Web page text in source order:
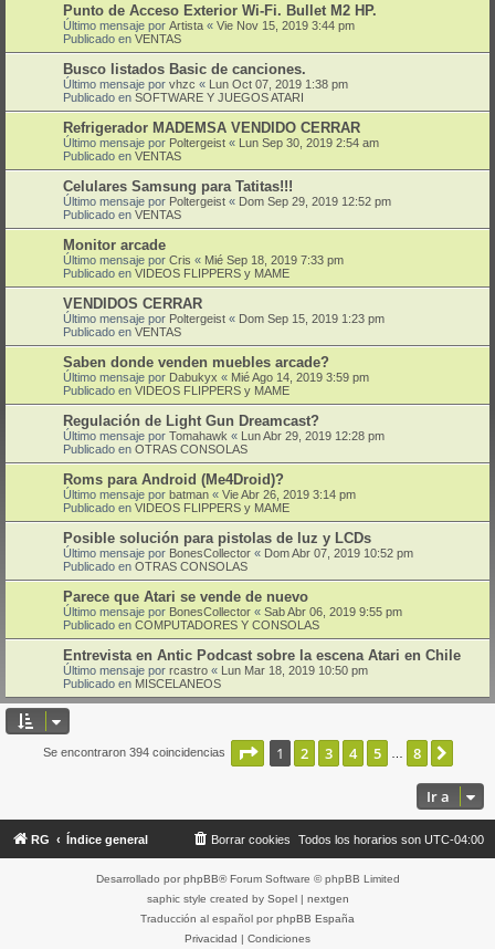
Punto de Acceso Exterior Wi-Fi. Bullet M2 HP.
Último mensaje por Artista « Vie Nov 15, 2019 3:44 pm
Publicado en VENTAS
Busco listados Basic de canciones.
Último mensaje por vhzc « Lun Oct 07, 2019 1:38 pm
Publicado en SOFTWARE Y JUEGOS ATARI
Refrigerador MADEMSA VENDIDO CERRAR
Último mensaje por Poltergeist « Lun Sep 30, 2019 2:54 am
Publicado en VENTAS
Celulares Samsung para Tatitas!!!
Último mensaje por Poltergeist « Dom Sep 29, 2019 12:52 pm
Publicado en VENTAS
Monitor arcade
Último mensaje por Cris « Mié Sep 18, 2019 7:33 pm
Publicado en VIDEOS FLIPPERS y MAME
VENDIDOS CERRAR
Último mensaje por Poltergeist « Dom Sep 15, 2019 1:23 pm
Publicado en VENTAS
Saben donde venden muebles arcade?
Último mensaje por Dabukyx « Mié Ago 14, 2019 3:59 pm
Publicado en VIDEOS FLIPPERS y MAME
Regulación de Light Gun Dreamcast?
Último mensaje por Tomahawk « Lun Abr 29, 2019 12:28 pm
Publicado en OTRAS CONSOLAS
Roms para Android (Me4Droid)?
Último mensaje por batman « Vie Abr 26, 2019 3:14 pm
Publicado en VIDEOS FLIPPERS y MAME
Posible solución para pistolas de luz y LCDs
Último mensaje por BonesCollector « Dom Abr 07, 2019 10:52 pm
Publicado en OTRAS CONSOLAS
Parece que Atari se vende de nuevo
Último mensaje por BonesCollector « Sab Abr 06, 2019 9:55 pm
Publicado en COMPUTADORES Y CONSOLAS
Entrevista en Antic Podcast sobre la escena Atari en Chile
Último mensaje por rcastro « Lun Mar 18, 2019 10:50 pm
Publicado en MISCELANEOS
Se encontraron 394 coincidencias Página de
1 2 3 4 5 8
Ir a
RG Índice general Todos los horarios son UTC-04:00
Borrar cookies
Desarrollado por phpBB® Forum Software © phpBB Limited
saphic style created by Sopel| nextgen
Traducción al español por phpBB España
Privacidad | Condiciones